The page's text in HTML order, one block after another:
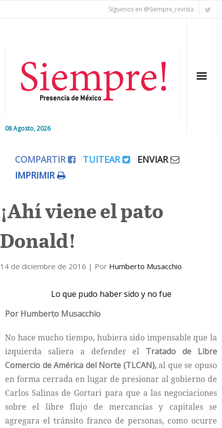
Síguenos en @Siempre_revista
08 Agosto, 2026
Editorial
Colaboradores
Internacional
Cultura
COMPARTIR TUITEAR
ENVIAR
IMPRIMIR
¡Ahí viene el pato
Donald!
14 de diciembre de 2016 | Por Humberto Musacchio
Lo que pudo haber sido y no fue
Por Humberto Musacchio
No hace mucho tiempo, hubiera sido impensable que la
izquierda saliera a defender el Tratado de Libre
Comercio de América del Norte (TLCAN),al que se opuso
en forma cerrada en lugar de presionar al gobierno de
Carlos Salinas de Gortari para que a las negociaciones
sobre el libre flujo de mercancías y capitales se
agregara el tránsito franco de personas, como ocurre